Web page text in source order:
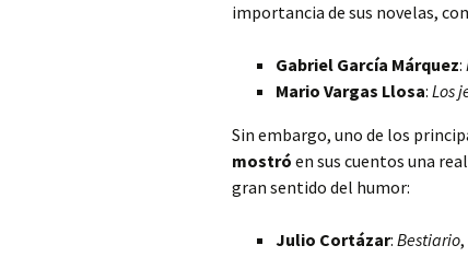
importancia de sus novelas,
Gabriel García Márquez:
Mario Vargas Llosa: Los
Sin embargo, uno de los
mostró en sus cuentos una
gran sentido del humor:
Julio Cortázar: Bestiario,